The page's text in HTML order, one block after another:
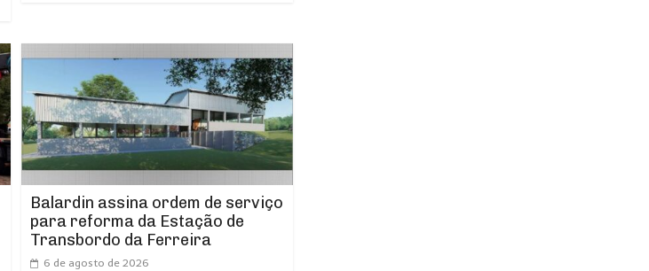
Balardin assina ordem de serviço
para reforma da Estação de
Transbordo da Ferreira
6 de agosto de 2026